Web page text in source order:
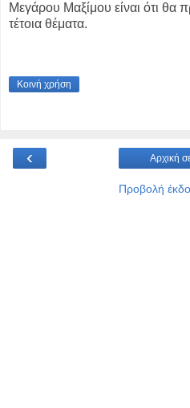
Μεγάρου Μαξίμου είναι ότι θα
τέτοια θέματα.
Κοινή χρήση
‹ Αρχική
Προβολή